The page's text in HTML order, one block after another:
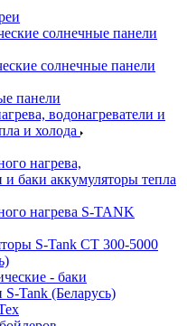
солнечные панели
солнечные панели
панели
водонагреватели и
и холода
нагрева,
и баки аккумуляторы тепла
нагрева S-TANK
S-Tank СТ 300-5000
- баки
S-Tank (Беларусь)